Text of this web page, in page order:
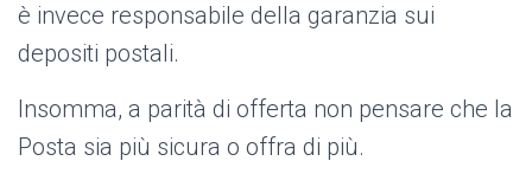
è invece responsabile della garanzia sui
depositi postali.
Insomma, a parità di offerta non pensare che la
Posta sia più sicura o offra di più.